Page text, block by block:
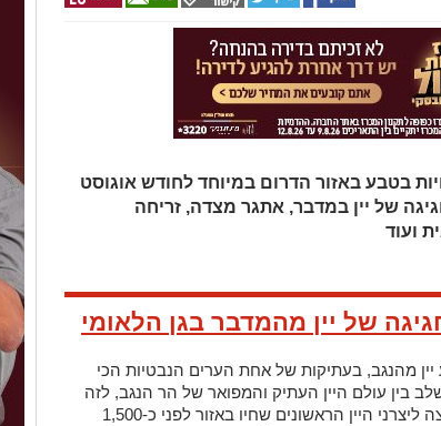
בטבע באזור הדרום במיוחד לחודש אוגוסט
של יין במדבר, אתגר מצדה, זריחה
ועוד
של יין מהמדבר בגן הלאומי
יין מהנגב, בעתיקות של אחת הערים הנבטיות הכי
בין עולם היין העתיק והמפואר של הר הנגב, לזה
החדש ומספק הזדמנות והצצה ליצרני היין הראשונים שחיו באזור לפני כ-1,500